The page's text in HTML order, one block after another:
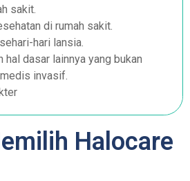
sakit.
di rumah sakit.
hari lansia.
hal dasar lainnya yang bukan
invasif.
Halocare